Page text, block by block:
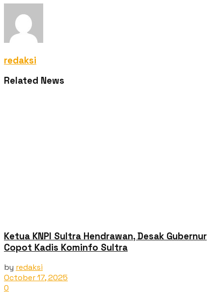
redaksi
Related News
Ketua KNPI Sultra Hendrawan, Desak Gubernur
Copot Kadis Kominfo Sultra
by redaksi
October 17, 2025
0